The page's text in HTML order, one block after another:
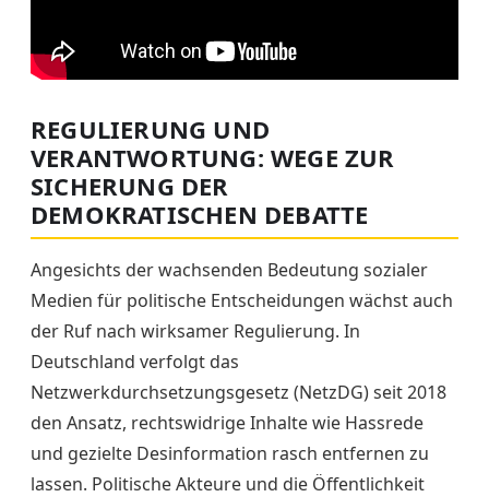
REGULIERUNG UND
VERANTWORTUNG: WEGE ZUR
SICHERUNG DER
DEMOKRATISCHEN DEBATTE
Angesichts der wachsenden Bedeutung sozialer
Medien für politische Entscheidungen wächst auch
der Ruf nach wirksamer Regulierung. In
Deutschland verfolgt das
Netzwerkdurchsetzungsgesetz (NetzDG) seit 2018
den Ansatz, rechtswidrige Inhalte wie Hassrede
und gezielte Desinformation rasch entfernen zu
lassen. Politische Akteure und die Öffentlichkeit